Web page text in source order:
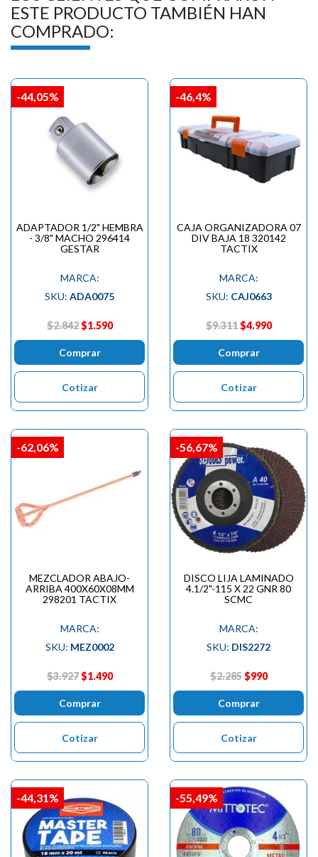
ESTE PRODUCTO TAMBIÉN HAN
COMPRADO:
ADAPTADOR 1/2" HEMBRA
- 3/8" MACHO 296414
GESTAR
MARCA:
SKU: ADA0075
$2.842 $1.590
Comprar
Cotizar
-44,05%
CAJA ORGANIZADORA 07
DIV BAJA 18 320142
TACTIX
MARCA:
SKU: CAJ0663
$9.311 $4.990
Comprar
Cotizar
-46,4%
MEZCLADOR ABAJO-
ARRIBA 400X60X08MM
298201 TACTIX
MARCA:
SKU: MEZ0002
$3.927 $1.490
Comprar
Cotizar
-62,06%
DISCO LIJA LAMINADO
4.1/2"-115 X 22 GNR 80
SCMC
MARCA:
SKU: DIS2272
$2.285 $990
Comprar
Cotizar
-56,67%
-44,31% -55,49%